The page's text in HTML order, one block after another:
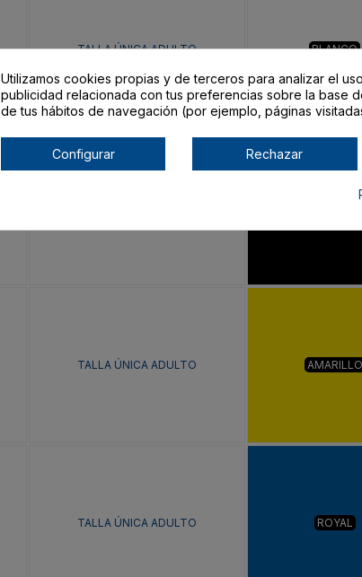
TALLA ÚNICA ADULTO BLANCO
TALLA ÚNICA ADULTO AMARILLO
TALLA ÚNICA ADULTO ROYAL
Utilizamos cookies propias y de terceros para analizar el
publicidad relacionada con tus preferencias sobre la base
de tus hábitos de navegación (por ejemplo, páginas
Configurar Rechazar